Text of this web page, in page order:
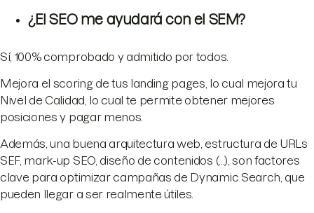
¿El SEO me ayudará con el SEM?
Sí, 100% comprobado y admitido por todos.
Mejora el scoring de tus landing pages, lo cual mejora tu
Nivel de Calidad, lo cual te permite obtener mejores
posiciones y pagar menos.
Además, una buena arquitectura web, estructura de URLs
SEF, mark-up SEO, diseño de contenidos (...), son factores
clave para optimizar campañas de Dynamic Search, que
pueden llegar a ser realmente útiles.